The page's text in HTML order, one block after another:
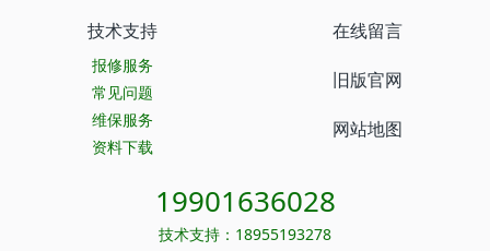
技术支持
报修服务
常见问题
维保服务
资料下载
在线留言
旧版官网
网站地图
19901636028
技术支持：18955193278